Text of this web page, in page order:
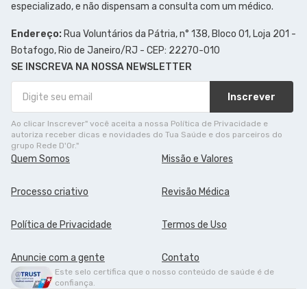
especializado, e não dispensam a consulta com um médico.
Endereço: Rua Voluntários da Pátria, n° 138, Bloco 01, Loja 201 -
Botafogo, Rio de Janeiro/RJ - CEP: 22270-010
SE INSCREVA NA NOSSA NEWSLETTER
Inscrever
Ao clicar Inscrever" você aceita a nossa Política de Privacidade e
autoriza receber dicas e novidades do Tua Saúde e dos parceiros do
grupo Rede D'Or."
Quem Somos Missão e Valores
Processo criativo Revisão Médica
Política de Privacidade Termos de Uso
Anuncie com a gente Contato
Este selo certifica que o nosso conteúdo de saúde é de
confiança.